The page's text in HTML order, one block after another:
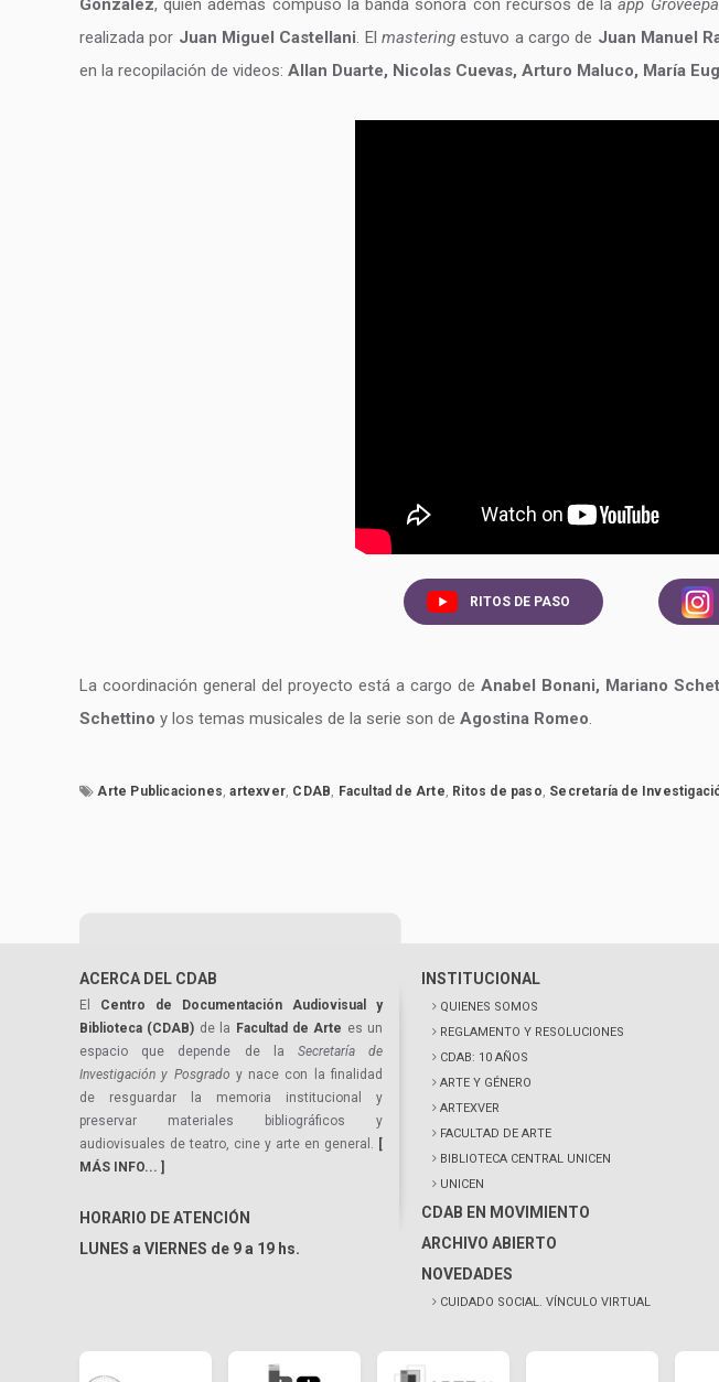
González, quien además compuso la banda sonora con recursos de laapp
realizada por Juan Miguel Castellani. Elmastering estuvo a cargo de Juan Manuel
en la recopilación de videos: Allan Duarte, Nicolas Cuevas, Arturo Maluco, María
RITOS DE PASO
La coordinación general del proyecto está a cargo de Anabel Bonani, Mariano
Schettino y los temas musicales de la serie son de Agostina Romeo.
Arte Publicaciones,artexver, CDAB, Facultad de Arte, Ritos de paso, Secretaría de
ACERCA DEL CDAB
El Centro de Documentación Audiovisual y
Biblioteca (CDAB) de la Facultad de Arte es un
espacio que depende de la Secretaría de
Investigación y Posgrado y nace con la finalidad
de resguardar la memoria institucional y
preservar materiales bibliográficos y
audiovisuales de teatro, cine y arte en general. [
MÁS INFO... ]
HORARIO DE ATENCIÓN
LUNES a VIERNES de 9 a 19 hs.
INSTITUCIONAL
QUIENES SOMOS
REGLAMENTO Y RESOLUCIONES
CDAB: 10 AÑOS
ARTE Y GÉNERO
ARTEXVER
FACULTAD DE ARTE
BIBLIOTECA CENTRAL UNICEN
UNICEN
CDAB EN MOVIMIENTO
ARCHIVO ABIERTO
NOVEDADES
CUIDADO SOCIAL. VÍNCULO VIRTUAL